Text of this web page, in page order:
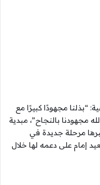
مجهودًا كبيرًا مع
مجهودنا بالنجاح”، مبدية
مرحلة جديدة في
إمام على دعمه لها خلال